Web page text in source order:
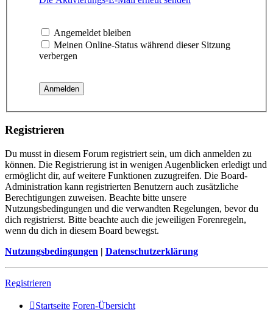
Angemeldet bleiben
Meinen Online-Status während dieser Sitzung
verbergen
Registrieren
Du musst in diesem Forum registriert sein, um dich anmelden zu
können. Die Registrierung ist in wenigen Augenblicken erledigt und
ermöglicht dir, auf weitere Funktionen zuzugreifen. Die Board-
Administration kann registrierten Benutzern auch zusätzliche
Berechtigungen zuweisen. Beachte bitte unsere
Nutzungsbedingungen und die verwandten Regelungen, bevor du
dich registrierst. Bitte beachte auch die jeweiligen Forenregeln,
wenn du dich in diesem Board bewegst.
Nutzungsbedingungen | Datenschutzerklärung
Registrieren
Startseite Foren-Übersicht